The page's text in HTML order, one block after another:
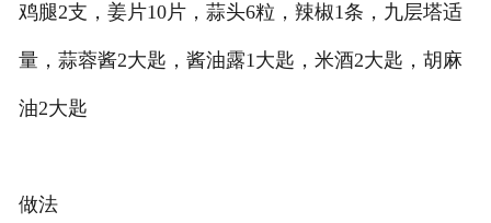
鸡腿2支，姜片10片，蒜头6粒，辣椒1条，九层塔适
量，蒜蓉酱2大匙，酱油露1大匙，米酒2大匙，胡麻
油2大匙
做法